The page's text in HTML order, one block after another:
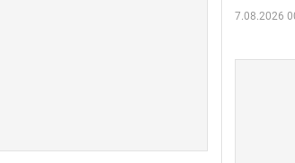
7.08.2026